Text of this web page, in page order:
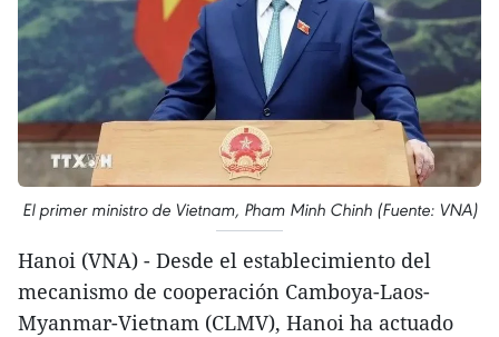
El primer ministro de Vietnam, Pham Minh Chinh (Fuente: VNA)
Hanoi (VNA) - Desde el establecimiento del
mecanismo de cooperación Camboya-Laos-
Myanmar-Vietnam (CLMV), Hanoi ha actuado